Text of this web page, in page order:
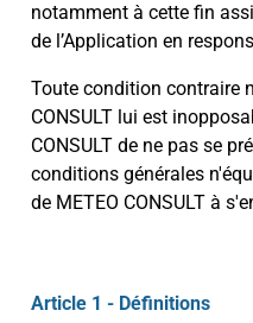
notamment à cette fin
de l’Application en
Toute condition contraire
CONSULT lui est
CONSULT de ne pas se
conditions générales
de METEO CONSULT à
Article 1 - Définitions